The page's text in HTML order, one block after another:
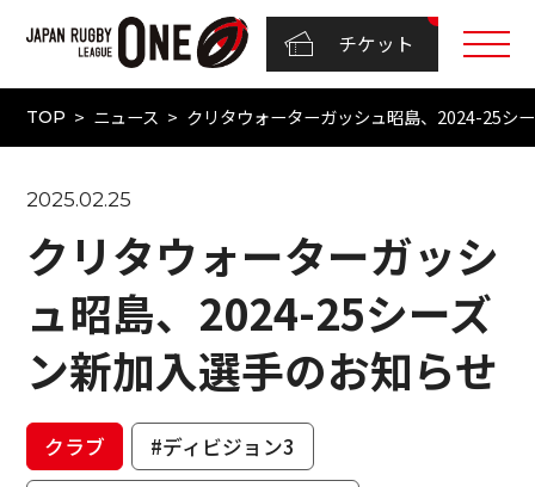
チケット
TOP ニュース クリタウォーターガッシュ昭島、2024-25シ
2025.02.25
クリタウォーターガッシ
ュ昭島、2024-25シーズ
ン新加入選手のお知らせ
クラブ
#ディビジョン3